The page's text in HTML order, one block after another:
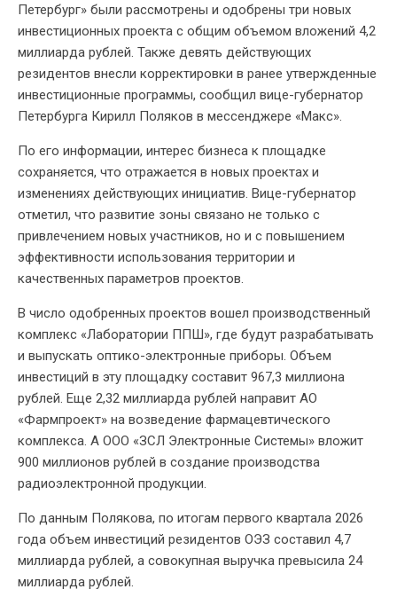
Петербург» были рассмотрены и одобрены три новых
инвестиционных проекта с общим объемом вложений 4,2
миллиарда рублей. Также девять действующих
резидентов внесли корректировки в ранее утвержденные
инвестиционные программы, сообщил вице-губернатор
Петербурга Кирилл Поляков в мессенджере «Макс».
По его информации, интерес бизнеса к площадке
сохраняется, что отражается в новых проектах и
изменениях действующих инициатив. Вице-губернатор
отметил, что развитие зоны связано не только с
привлечением новых участников, но и с повышением
эффективности использования территории и
качественных параметров проектов.
В число одобренных проектов вошел производственный
комплекс «Лаборатории ППШ», где будут разрабатывать
и выпускать оптико-электронные приборы. Объем
инвестиций в эту площадку составит 967,3 миллиона
рублей. Еще 2,32 миллиарда рублей направит АО
«Фармпроект» на возведение фармацевтического
комплекса. А ООО «ЗСЛ Электронные Системы» вложит
900 миллионов рублей в создание производства
радиоэлектронной продукции.
По данным Полякова, по итогам первого квартала 2026
года объем инвестиций резидентов ОЭЗ составил 4,7
миллиарда рублей, а совокупная выручка превысила 24
миллиарда рублей.